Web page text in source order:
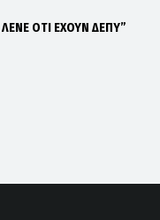
ΟΤΙ ΕΧΟΥΝ ΔΕΠΥ”